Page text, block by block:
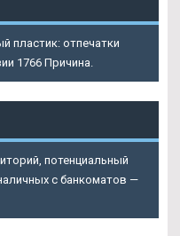
пластик: отпечатки
1766 Причина.
потенциальный
с банкоматов —